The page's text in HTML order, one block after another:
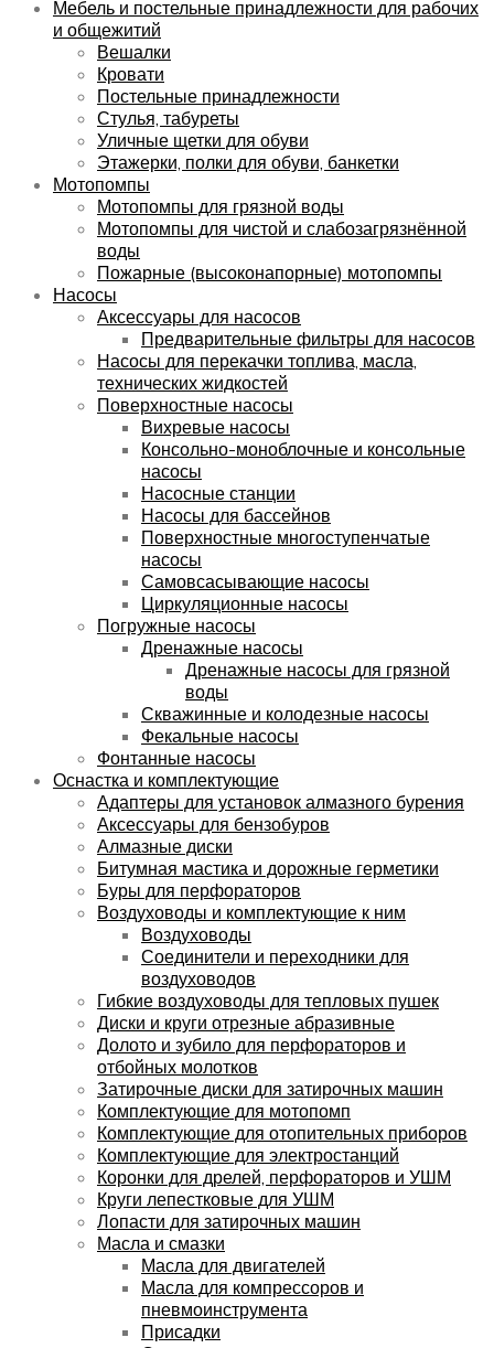
Мебель и постельные принадлежности для рабочих
и общежитий
Вешалки
Кровати
Постельные принадлежности
Стулья, табуреты
Уличные щетки для обуви
Этажерки, полки для обуви, банкетки
Мотопомпы
Мотопомпы для грязной воды
Мотопомпы для чистой и слабозагрязнённой
воды
Пожарные (высоконапорные) мотопомпы
Насосы
Аксессуары для насосов
Предварительные фильтры для насосов
Насосы для перекачки топлива, масла,
технических жидкостей
Поверхностные насосы
Вихревые насосы
Консольно-моноблочные и консольные
насосы
Насосные станции
Насосы для бассейнов
Поверхностные многоступенчатые
насосы
Самовсасывающие насосы
Циркуляционные насосы
Погружные насосы
Дренажные насосы
Дренажные насосы для грязной
воды
Скважинные и колодезные насосы
Фекальные насосы
Фонтанные насосы
Оснастка и комплектующие
Адаптеры для установок алмазного бурения
Аксессуары для бензобуров
Алмазные диски
Битумная мастика и дорожные герметики
Буры для перфораторов
Воздуховоды и комплектующие к ним
Воздуховоды
Соединители и переходники для
воздуховодов
Гибкие воздуховоды для тепловых пушек
Диски и круги отрезные абразивные
Долото и зубило для перфораторов и
отбойных молотков
Затирочные диски для затирочных машин
Комплектующие для мотопомп
Комплектующие для отопительных приборов
Комплектующие для электростанций
Коронки для дрелей, перфораторов и УШМ
Круги лепестковые для УШМ
Лопасти для затирочных машин
Масла и смазки
Масла для двигателей
Масла для компрессоров и
пневмоинструмента
Присадки